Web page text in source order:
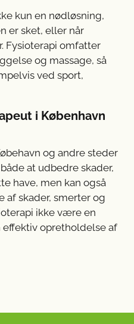
kun en nødløsning,
er sket, eller når
Fysioterapi omfatter
og massage, så
ved sport,
i København
og andre steder
at udbedre skader,
have, men kan også
skader, smerter og
ikke være en
effektiv opretholdelse af